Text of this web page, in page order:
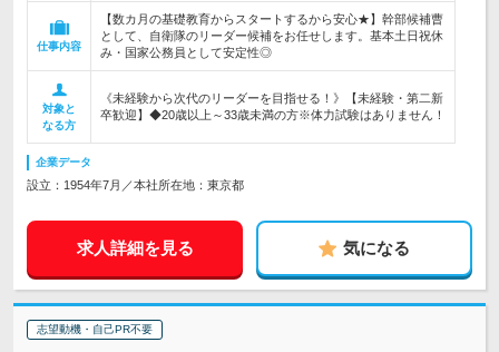
仕事内容
【数カ月の基礎教育からスタートするから安心★】幹部候補曹
として、自衛隊のリーダー候補をお任せします。基本土日祝休
み・国家公務員として安定性◎
対象と
なる方
《未経験から次代のリーダーを目指せる！》【未経験・第二新
卒歓迎】◆20歳以上～33歳未満の方※体力試験はありません！
企業データ
設立：1954年7月／本社所在地：東京都
求人詳細を見る 気になる
志望動機・自己PR不要